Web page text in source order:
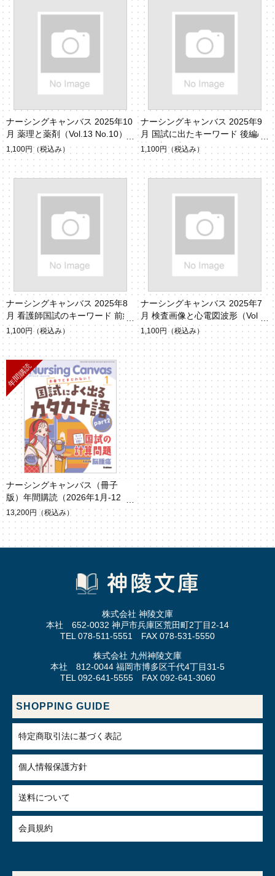
ナーシングキャンバス 2025年10
月 薬理と薬剤（Vol.13 No.10）
1,100円 （税込み）
ナーシングキャンバス 2025年9
月 国試に出たキーワード 後編/女
性を守る法律のキホン（Vol.13 N
o.9）
1,100円 （税込み）
ナーシングキャンバス 2025年8
月 看護師国試のキーワード 前編/
夏から始めるPASS＊NOTE活用
術（Vol.13 No.8）
1,100円 （税込み）
ナーシングキャンバス 2025年7
月 検査画像と心電図波形（Vol.1
3 No.7）
1,100円 （税込み）
ナーシングキャンバス（冊子
版）年間購読（2026年1月-12
月）
13,200円 （税込み）
株式会社 神陵文庫
本社 652-0032 神戸市兵庫区荒田町2丁目2-14
TEL 078-511-5551 FAX 078-531-5550
株式会社 九州神陵文庫
本社 812-0044 福岡市博多区千代4丁目31-5
TEL 092-641-5555 FAX 092-641-3060
SHOPPING GUIDE
特定商取引法に基づく表記
個人情報保護方針
送料について
会員規約